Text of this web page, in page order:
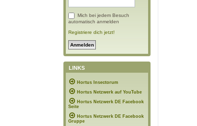
Mich bei jedem Besuch
automatisch anmelden
Registriere dich jetzt!
LINKS
Hortus Insectorum
Hortus Netzwerk auf YouTube
Hortus Netzwerk DE Facebook
Seite
Hortus Netzwerk DE Facebook
Gruppe